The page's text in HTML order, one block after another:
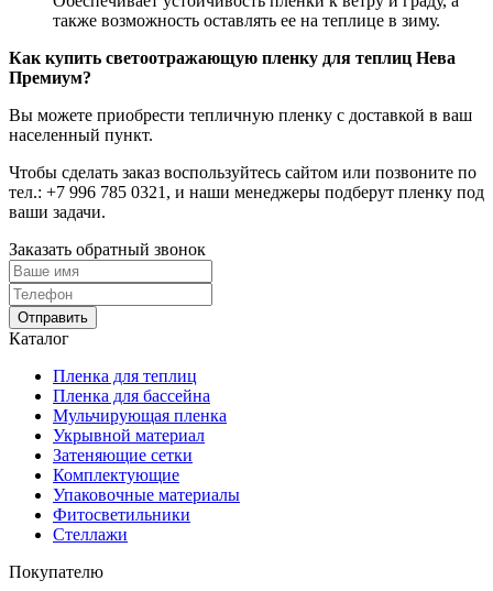
также возможность оставлять ее на теплице в зиму.
Как купить светоотражающую пленку для теплиц Нева
Премиум?
Вы можете приобрести тепличную пленку с доставкой в ваш
населенный пункт.
Чтобы сделать заказ воспользуйтесь сайтом или позвоните по
тел.: +7 996 785 0321 , и наши менеджеры подберут пленку под
ваши задачи.
Заказать обратный звонок
Отправить
Каталог
Пленка для теплиц
Пленка для бассейна
Мульчирующая пленка
Укрывной материал
Затеняющие сетки
Комплектующие
Упаковочные материалы
Фитосветильники
Стеллажи
Покупателю